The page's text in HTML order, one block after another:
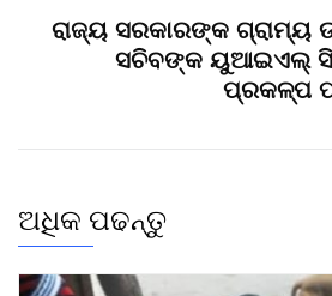
ରାଜ୍ୟ ସରକାରଙ୍କ ଗ୍ରାମ୍ୟ
ସଚିବଙ୍କ ୟୁଆଇଏଲ୍
ପ୍ରକଳ୍ପ
ଅଧିକ ପଢନ୍ତୁ